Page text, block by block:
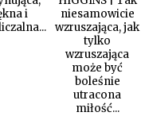
i
niesamowicie
wzruszająca, jak
tylko
wzruszająca
może być
boleśnie
utracona
miłość...